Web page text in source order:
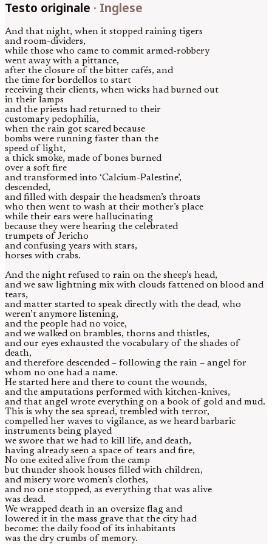
Testo originale · Inglese
And that night, when it stopped raining tigers
and room-dividers,
while those who came to commit armed-robbery
went away with a pittance,
after the closure of the bitter cafés, and
the time for bordellos to start
receiving their clients, when wicks had burned out
in their lamps
and the priests had returned to their
customary pedophilia,
when the rain got scared because
bombs were running faster than the
speed of light,
a thick smoke, made of bones burned
over a soft fire
and transformed into ‘Calcium-Palestine’,
descended,
and filled with despair the headsmen’s throats
who then went to wash at their mother’s place
while their ears were hallucinating
because they were hearing the celebrated
trumpets of Jericho
and confusing years with stars,
horses with crabs.
And the night refused to rain on the sheep’s head,
and we saw lightning mix with clouds fattened on blood and
tears,
and matter started to speak directly with the dead, who
weren’t anymore listening,
and the people had no voice,
and we walked on brambles, thorns and thistles,
and our eyes exhausted the vocabulary of the shades of
death,
and therefore descended – following the rain – angel for
whom no one had a name.
He started here and there to count the wounds,
and the amputations performed with kitchen-knives,
and that angel wrote everything on a book of gold and mud.
This is why the sea spread, trembled with terror,
compelled her waves to vigilance, as we heard barbaric
instruments being played
we swore that we had to kill life, and death,
having already seen a space of tears and fire,
No one exited alive from the camp
but thunder shook houses filled with children,
and misery wore women’s clothes,
and no one stopped, as everything that was alive
was dead.
We wrapped death in an oversize flag and
lowered it in the mass grave that the city had
become: the daily food of its inhabitants
was the dry crumbs of memory.